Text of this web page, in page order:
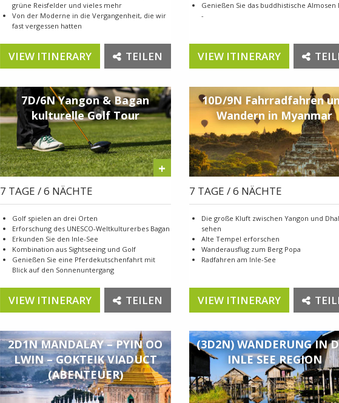
grüne Reisfelder und vieles mehr
Von der Moderne in die Vergangenheit, die wir
fast vergessen hatten
VIEW ITINERARY TEILEN
Genießen Sie das buddhistische Almosen
-
VIEW ITINERARY
7D/6N Yangon & Bagan
kulturelle Golf Tour
+
7 TAGE / 6 NÄCHTE
Golf spielen an drei Orten
Erforschung des UNESCO-Weltkulturerbes Bagan
Erkunden Sie den Inle-See
Kombination aus Sightseeing und Golf
Genießen Sie eine Pferdekutschenfahrt mit
Blick auf den Sonnenuntergang
VIEW ITINERARY TEILEN
10D/9N Fahrradfahren
Wandern in Myanmar
7 TAGE / 6 NÄCHTE
Die große Kluft zwischen Yangon und
sehen
Alte Tempel erforschen
Wanderausflug zum Berg Popa
Radfahren am Inle-See
VIEW ITINERARY
2D1N MANDALAY – PYIN OO
LWIN – GOKTEIK VIADUCT
(ABENTEUER)
(3D2N) WANDERUNG IN
INLE SEE REGION